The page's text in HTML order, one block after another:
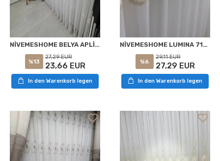
NİVEMESHOME BELYA APLİK4 SILBER 1/3 GEFÜTTERTE BAMBUS-VOILE VORHANG
%13
27,29 EUR
23,66 EUR
In den Warenkorb legen
NİVEMESHOME LUMINA 7194 V2 1/3 PİLELİ BAMBU TÜL PERDE
%6
29,11 EUR
27,29 EUR
In den Warenkorb legen